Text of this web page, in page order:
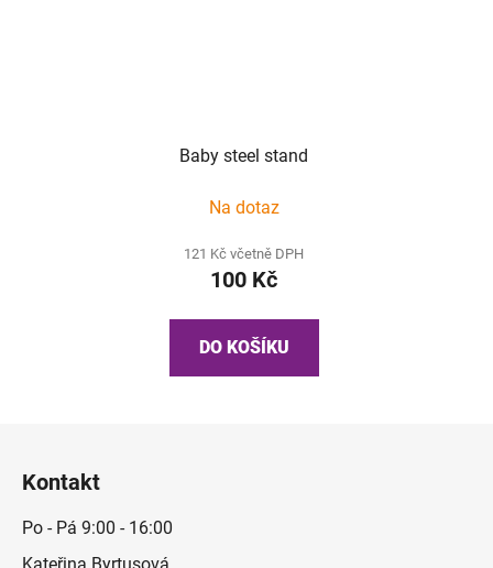
Baby steel stand
Na dotaz
121 Kč včetně DPH
100 Kč
DO KOŠÍKU
Kontakt
Po - Pá 9:00 - 16:00
Kateřina Byrtusová